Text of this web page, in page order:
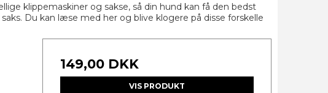
klippemaskiner og sakse, så din hund kan få den bedst
Du kan læse med her og blive klogere på disse forskelle
149,00 DKK
VIS PRODUKT